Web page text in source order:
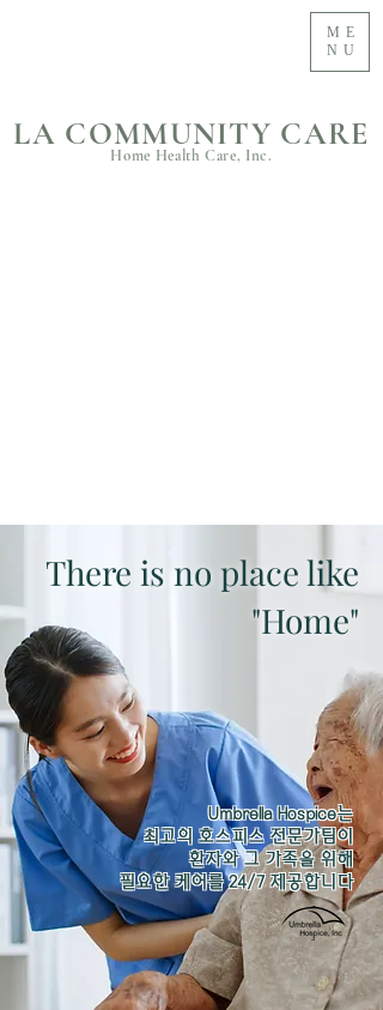
ME
NU
LA COMMUNITY CARE
Home Health Care, Inc.
There is no place like
"Home"
Umbrella Hospice는
최고의 호스피스 전문가팀이
환자와 그 가족을 위해
필요한 케어를 24/7 제공합니다